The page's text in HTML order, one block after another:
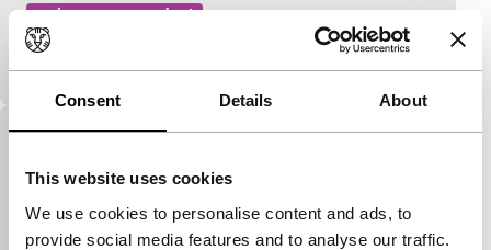
Consent Details About
This website uses cookies
We use cookies to personalise content and ads, to
provide social media features and to analyse our traffic.
main programme short
Een stadssprookje in de vorm van een Brechtiaans
musical.
exploding cinema
Indrukwekkende animatie over leven van musicus
Balanescu tijdens Roemeens communisme.